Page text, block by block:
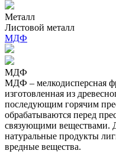
Металл
Листовой металл
МДФ
МДФ
МДФ – мелкодисперсная
изготовленная из
последующим горячим
обрабатываются перед
связующими веществами.
натуральные продукты
вредные вещества.